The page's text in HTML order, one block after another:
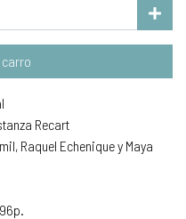
Recart
Raquel Echenique y Maya